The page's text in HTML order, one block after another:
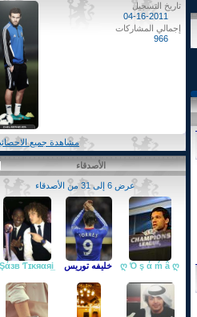
تاريخ التسجيل
04-16-2011
إجمالي المشاركات
مشاهدة جميع الاحصائيات
الأصدقاء
عرض 6 إلى 31 من الأصدقاء
ღ Ό ş ά ḿ â ღ خليفه توريس Şάзв Ƭɪκяαяi̲